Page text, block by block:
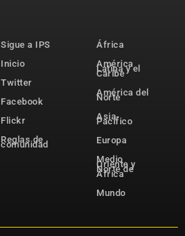
Sigue a IPS
Inicio
Twitter
Facebook
Flickr
Reglas de
comunidad
África
América
Latina y el
Caribe
América del
Norte
Asia-
Pacífico
Europa
Medio
Oriente y
Norte de
África
Mundo